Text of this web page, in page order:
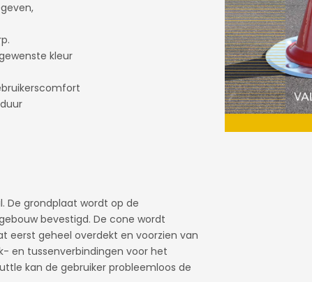
kleur
De grondplaat wordt op de
bevestigd. De cone wordt
eerst geheel overdekt en voorzien van
en tussenverbindingen voor het
kan de gebruiker probleemloos de